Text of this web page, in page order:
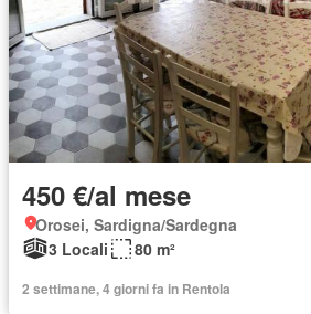
450 €/al mese
Orosei, Sardigna/Sardegna
3 Locali
80 m²
2 settimane, 4 giorni fa in Rentola